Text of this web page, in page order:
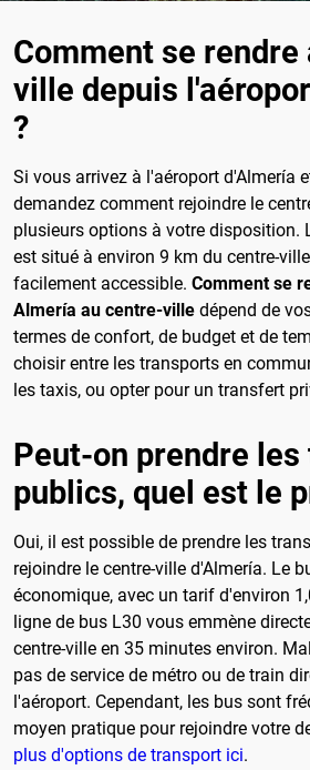
Comment se rendre
ville depuis
?
Si vous arrivez à l'aéroport d'Almería
demandez comment rejoindre le
plusieurs options à votre disposition.
est situé à environ 9 km du centre-
facilement accessible. Comment se
Almería au centre-ville dépend de
termes de confort, de budget et de
choisir entre les transports en
les taxis, ou opter pour un transfert
Peut-on prendre
publics, quel est le
Oui, il est possible de prendre les
rejoindre le centre-ville d'Almería. Le
économique, avec un tarif d'environ
ligne de bus L30 vous emmène
centre-ville en 35 minutes environ.
pas de service de métro ou de train
l'aéroport. Cependant, les bus sont
moyen pratique pour rejoindre votre
plus d'options de transport ici.